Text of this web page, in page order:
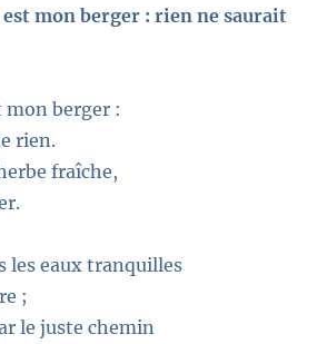
mon berger : rien ne saurait
mon berger :
rien.
fraîche,
les eaux tranquilles
;
le juste chemin